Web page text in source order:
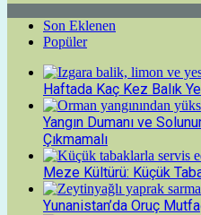
Son Eklenen
Popüler
Haftada Kaç Kez Balık
Yangın Dumanı ve
Çıkmamalı
Meze Kültürü: Küçük
Yunanistan’da Oruç